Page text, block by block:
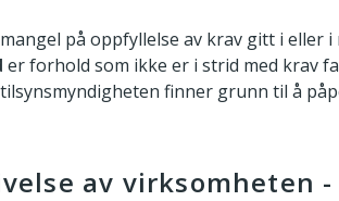
på oppfyllelse av krav gitt i eller
er forhold som ikke er i strid med krav
finner grunn til å
av virksomheten